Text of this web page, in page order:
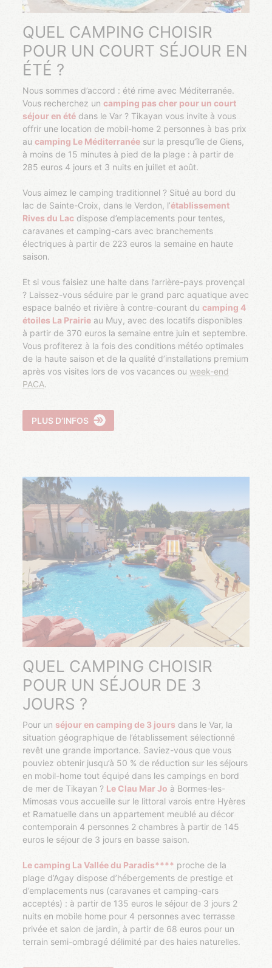
QUEL CAMPING CHOISIR
POUR UN COURT SÉJOUR EN
ÉTÉ ?
Nous sommes d’accord : été rime avec Méditerranée.
Vous recherchez uncamping pas cher pour un court
séjour en été dans le Var ? Tikayan vous invite à vous
offrir une location de mobil-home 2 personnes à bas prix
aucamping Le Méditerranée sur la presqu’île de Giens,
à moins de 15 minutes à pied de la plage : à partir de
285 euros 4 jours et 3 nuits en juillet et août.
Vous aimez le camping traditionnel ? Situé au bord du
lac de Sainte-Croix, dans le Verdon, l’établissement
Rives du Lac dispose d’emplacements pour tentes,
caravanes et camping-cars avec branchements
électriques à partir de 223 euros la semaine en haute
saison.
Et si vous faisiez une halte dans l’arrière-pays provençal
? Laissez-vous séduire par le grand parc aquatique avec
espace balnéo et rivière à contre-courant ducamping 4
étoiles La Prairie au Muy, avec des locatifs disponibles
à partir de 370 euros la semaine entre juin et septembre.
Vous profiterez à la fois des conditions météo optimales
de la haute saison et de la qualité d’installations premium
après vos visites lors de vos vacances ou week-end
PACA.
PLUS D’INFOS
QUEL CAMPING CHOISIR
POUR UN SÉJOUR DE 3
JOURS ?
Pour un séjour en camping de 3 jours dans le Var, la
situation géographique de l’établissement sélectionné
revêt une grande importance. Saviez-vous que vous
pouviez obtenir jusqu’à 50 % de réduction sur les séjours
en mobil-home tout équipé dans les campings en bord
de mer de Tikayan ? Le Clau Mar Jo à Bormes-les-
Mimosas vous accueille sur le littoral varois entre Hyères
et Ramatuelle dans un appartement meublé au décor
contemporain 4 personnes 2 chambres à partir de 145
euros le séjour de 3 jours en basse saison.
Le camping La Vallée du Paradis**** proche de la
plage d’Agay dispose d’hébergements de prestige et
d’emplacements nus (caravanes et camping-cars
acceptés) : à partir de 135 euros le séjour de 3 jours 2
nuits en mobile home pour 4 personnes avec terrasse
privée et salon de jardin, à partir de 68 euros pour un
terrain semi-ombragé délimité par des haies naturelles.